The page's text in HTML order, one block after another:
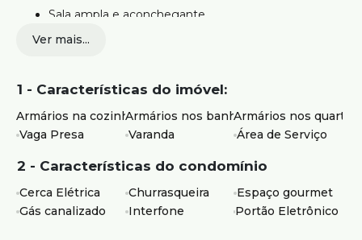
Sala ampla e aconchegante.
Cozinha planejada, integrada à área de serviço.
Ampla área externa, perfeita para momentos de
Vagas de Garagem:
Ver mais...
1 - Características do imóvel:
Armários na cozinhaArmários nos banheirosArmários nos quartos
Vaga Presa
Varanda Área de Serviço
2 - Características do condomínio
Cerca Elétrica Churrasqueira
Espaço gourmet
Gás canalizado
Interfone Portão Eletrônico